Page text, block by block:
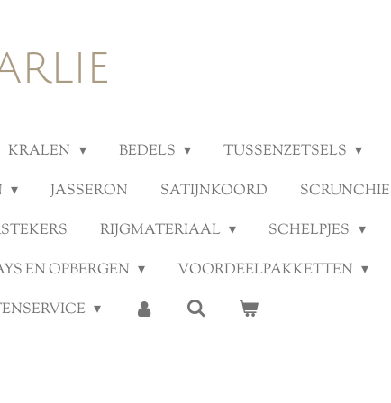
KRALEN BEDELS
TUSSENZETSELS
JASSERON SATIJNKOORD
SCRUNCHIE
RIJGMATERIAAL
SCHELPJES
EN OPBERGEN
VOORDEELPAKKETTEN